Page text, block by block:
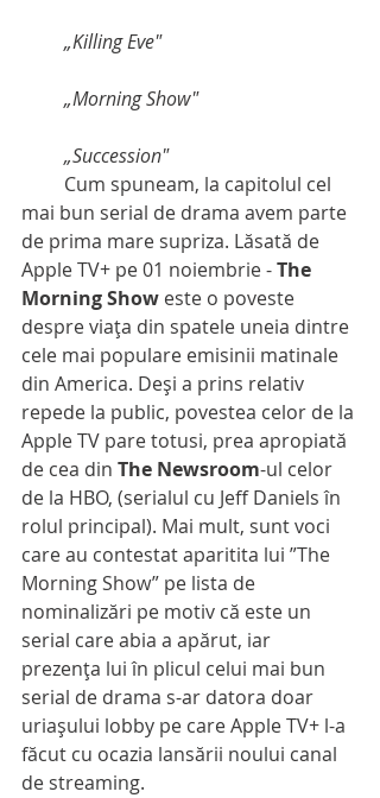
         „Killing Eve"
         „Morning Show"
         „Succession"
mai bun serial de drama avem parte
de prima mare supriza. Lăsată de
Apple TV+ pe 01 noiembrie - The
Morning Show este o poveste
despre viaţa din spatele uneia dintre
cele mai populare emisinii matinale
din America. Deşi a prins relativ
repede la public, povestea celor de la
Apple TV pare totusi, prea apropiată
de cea din The Newsroom-ul celor
de la HBO, (serialul cu Jeff Daniels în
rolul principal). Mai mult, sunt voci
care au contestat aparitita lui ”The
Morning Show” pe lista de
nominalizări pe motiv că este un
serial care abia a apărut, iar
prezenţa lui în plicul celui mai bun
serial de drama s-ar datora doar
uriaşului lobby pe care Apple TV+ l-a
făcut cu ocazia lansării noului canal
de streaming.